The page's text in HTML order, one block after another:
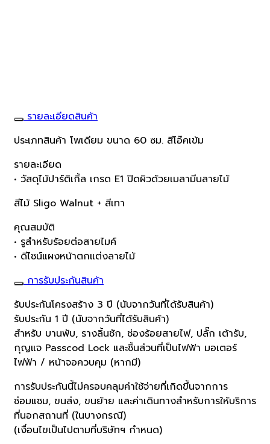
รายละเอียดสินค้า
ประเภทสินค้า โพเดียม ขนาด 60 ซม. สีโอ๊คเข้ม
รายละเอียด
• วัสดุไม้ปาร์ติเกิ้ล เกรด E1 ปิดผิวด้วยเมลามีนลายไม้
สีไม้ Sligo Walnut + สีเทา
คุณสมบัติ
• รูสำหรับร้อยต่อสายไมค์
• ดีไซน์แผงหน้าตกแต่งลายไม้
การรับประกันสินค้า
รับประกันโครงสร้าง 3 ปี (นับจากวันที่ได้รับสินค้า)
รับประกัน 1 ปี (นับจากวันที่ได้รับสินค้า)
สำหรับ บานพับ, รางลิ้นชัก, ช่องร้อยสายไฟ, ปลั๊ก เต้ารับ,
กุญแจ Passcod Lock และชิ้นส่วนที่เป็นไฟฟ้า มอเตอร์
ไฟฟ้า / หน้าจอควบคุม (หากมี)
การรับประกันนี้ไม่ครอบคลุมค่าใช้จ่ายที่เกิดขึ้นจากการ
ซ่อมแซม, ขนส่ง, ขนย้าย และค่าเดินทางสำหรับการให้บริการ
ที่นอกสถานที่ (ในบางกรณี)
(เงื่อนไขเป็นไปตามที่บริษัทฯ กำหนด)